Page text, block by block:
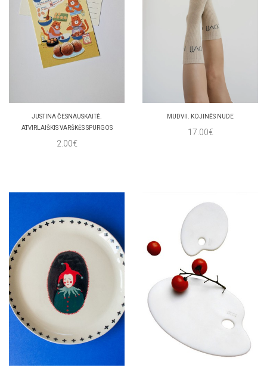
JUSTINA ČESNAUSKAITĖ.
ATVIRLAIŠKIS VARŠKĖS SPURGOS
2.00€
MUDVII. KOJINĖS NUDE
17.00€